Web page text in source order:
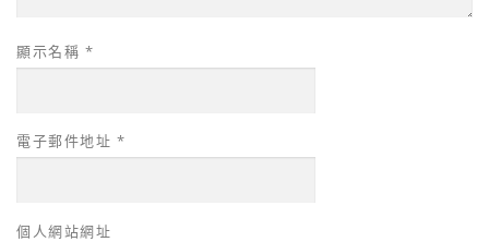
顯示名稱 *
電子郵件地址 *
個人網站網址